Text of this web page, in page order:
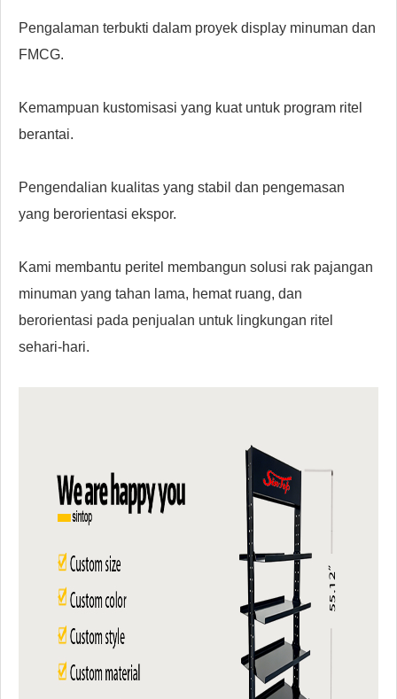
Pengalaman terbukti dalam proyek display minuman dan
FMCG.
Kemampuan kustomisasi yang kuat untuk program ritel
berantai.
Pengendalian kualitas yang stabil dan pengemasan
yang berorientasi ekspor.
Kami membantu peritel membangun solusi rak pajangan
minuman yang tahan lama, hemat ruang, dan
berorientasi pada penjualan untuk lingkungan ritel
sehari-hari.